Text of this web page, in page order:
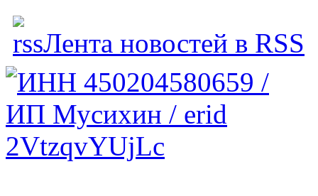
Лента новостей в RSS